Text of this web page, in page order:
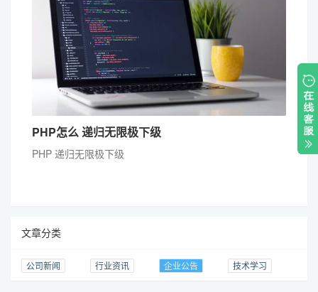
PHP怎么 递归无限极下级
PHP 递归无限极下级
文章分类
公司新闻 行业资讯 企业公告 技术学习